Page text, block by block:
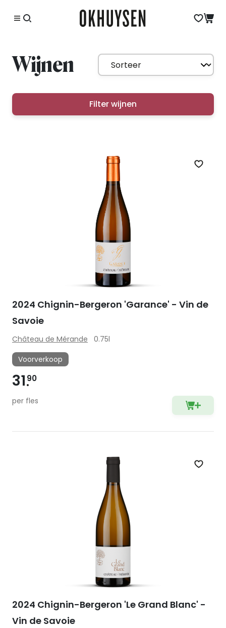
Wijnen
Filter wijnen
Zet
2024 Chignin-Bergeron 'Garance' - Vin de
Savoie
Château de Mérande
0.75l
Voorverkoop
31 90
per fles
Zet
2024 Chignin-Bergeron 'Le Grand Blanc' -
Vin de Savoie